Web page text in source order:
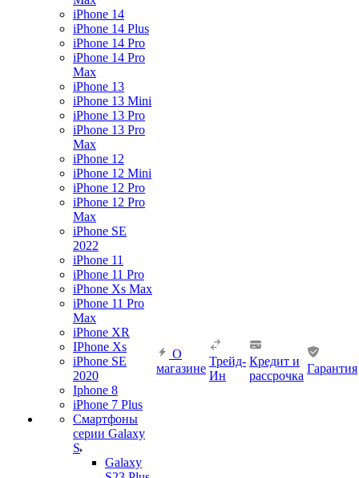
iPhone 14
iPhone 14 Plus
iPhone 14 Pro
iPhone 14 Pro
Max
iPhone 13
iPhone 13 Mini
iPhone 13 Pro
iPhone 13 Pro
Max
iPhone 12
iPhone 12 Mini
iPhone 12 Pro
iPhone 12 Pro
Max
iPhone SE
2022
iPhone 11
iPhone 11 Pro
iPhone Xs Max
iPhone 11 Pro
Max
iPhone XR
IPhone Xs
iPhone SE
2020
Iphone 8
iPhone 7 Plus
Смартфоны
серии Galaxy
S
Galaxy
О
магазине
Трейд-
Ин
Кредит и
рассрочка
Гарантия